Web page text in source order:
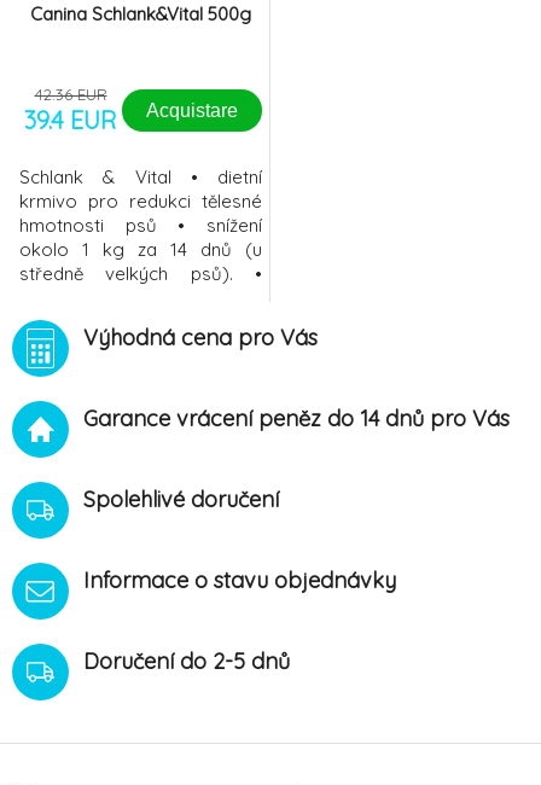
Canina Schlank&Vital 500g
42.36 EUR
39.4 EUR Acquistare
Schlank & Vital • dietní
krmivo pro redukci tělesné
hmotnosti psů • snížení
okolo 1 kg za 14 dnů (u
středně velkých psů). •
snížení pocitu hladu •
redukuje využitelnost tuku a
kalorií • zmírňuje nadýmání a
• posiluje kosterní svalstvo
přeměnou glycidů
Výhodná cena pro Vás
Garance vrácení peněz do 14 dnů pro Vás
Spolehlivé doručení
Informace o stavu objednávky
Doručení do 2-5 dnů